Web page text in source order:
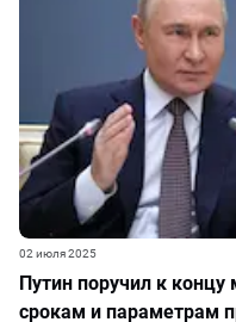
Путин поручил к
срокам и параметрам
02 июля 2025